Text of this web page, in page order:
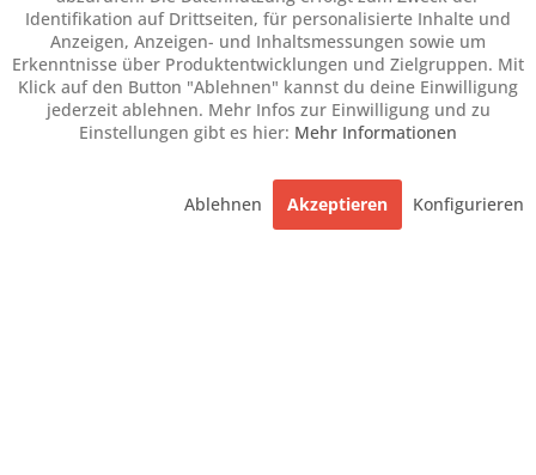
Identifikation auf Drittseiten, für personalisierte Inhalte und
Anzeigen, Anzeigen- und Inhaltsmessungen sowie um
Erkenntnisse über Produktentwicklungen und Zielgruppen. Mit
Klick auf den Button "Ablehnen" kannst du deine Einwilligung
jederzeit ablehnen. Mehr Infos zur Einwilligung und zu
Einstellungen gibt es hier: Mehr Informationen
Ablehnen Akzeptieren Konfigurieren